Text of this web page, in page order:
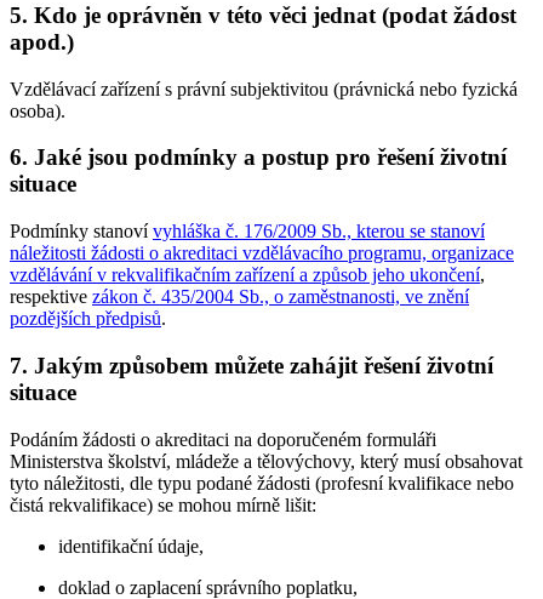
5. Kdo je oprávněn v této věci jednat (podat žádost
apod.)
Vzdělávací zařízení s právní subjektivitou (právnická nebo fyzická
osoba).
6. Jaké jsou podmínky a postup pro řešení životní
situace
Podmínky stanovívyhláška č. 176/2009 Sb., kterou se stanoví
náležitosti žádosti o akreditaci vzdělávacího programu, organizace
vzdělávání v rekvalifikačním zařízení a způsob jeho ukončení,
respektive zákon č. 435/2004 Sb., o zaměstnanosti, ve znění
pozdějších předpisů.
7. Jakým způsobem můžete zahájit řešení životní
situace
Podáním žádosti o akreditaci na doporučeném formuláři
Ministerstva školství, mládeže a tělovýchovy, který musí obsahovat
tyto náležitosti, dle typu podané žádosti (profesní kvalifikace nebo
čistá rekvalifikace) se mohou mírně lišit:
identifikační údaje,
doklad o zaplacení správního poplatku,